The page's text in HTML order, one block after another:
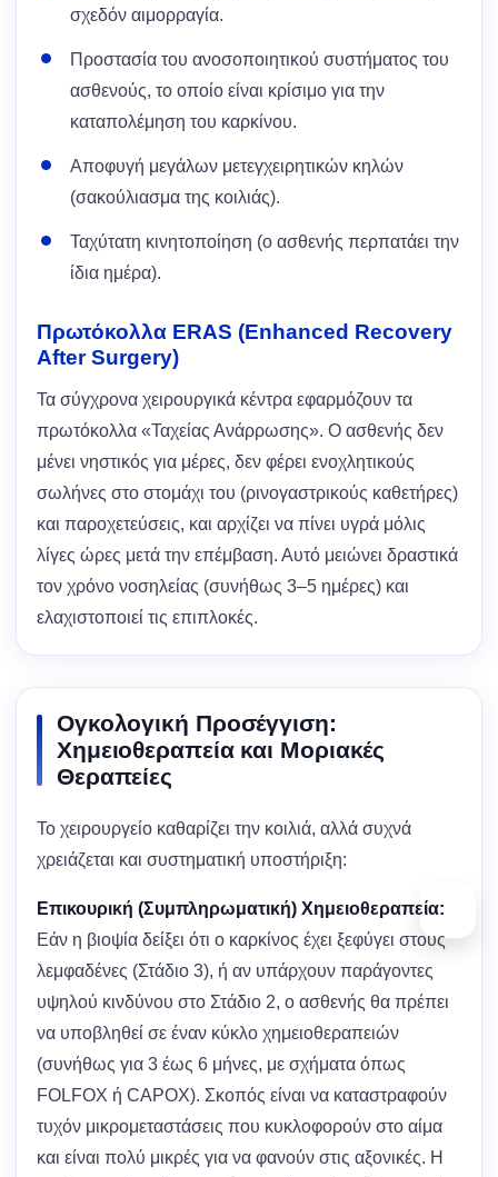
σχεδόν αιμορραγία.
Προστασία του ανοσοποιητικού συστήματος του
ασθενούς, το οποίο είναι κρίσιμο για την
καταπολέμηση του καρκίνου.
Αποφυγή μεγάλων μετεγχειρητικών κηλών
(σακούλιασμα της κοιλιάς).
Ταχύτατη κινητοποίηση (ο ασθενής περπατάει την
ίδια ημέρα).
Πρωτόκολλα ERAS (Enhanced Recovery
After Surgery)
Τα σύγχρονα χειρουργικά κέντρα εφαρμόζουν τα
πρωτόκολλα «Ταχείας Ανάρρωσης». Ο ασθενής δεν
μένει νηστικός για μέρες, δεν φέρει ενοχλητικούς
σωλήνες στο στομάχι του (ρινογαστρικούς καθετήρες)
και παροχετεύσεις, και αρχίζει να πίνει υγρά μόλις
λίγες ώρες μετά την επέμβαση. Αυτό μειώνει δραστικά
τον χρόνο νοσηλείας (συνήθως 3–5 ημέρες) και
ελαχιστοποιεί τις επιπλοκές.
Ογκολογική Προσέγγιση:
Χημειοθεραπεία και Μοριακές
Θεραπείες
Το χειρουργείο καθαρίζει την κοιλιά, αλλά συχνά
χρειάζεται και συστηματική υποστήριξη:
Επικουρική (Συμπληρωματική) Χημειοθεραπεία:
Εάν η βιοψία δείξει ότι ο καρκίνος έχει ξεφύγει στους
λεμφαδένες (Στάδιο 3), ή αν υπάρχουν παράγοντες
υψηλού κινδύνου στο Στάδιο 2, ο ασθενής θα πρέπει
να υποβληθεί σε έναν κύκλο χημειοθεραπειών
(συνήθως για 3 έως 6 μήνες, με σχήματα όπως
FOLFOX ή CAPOX). Σκοπός είναι να καταστραφούν
τυχόν μικρομεταστάσεις που κυκλοφορούν στο αίμα
και είναι πολύ μικρές για να φανούν στις αξονικές. Η